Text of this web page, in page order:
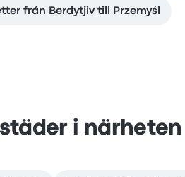
från Berdytjiv till Przemyśl
i närheten